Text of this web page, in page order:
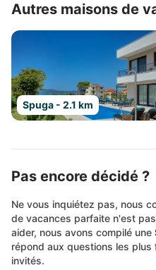
Autres maisons de
Spuga - 2.1 km
Pas encore décidé ?
Ne vous inquiétez pas, nous
de vacances parfaite n'est
aider, nous avons compilé une
répond aux questions les
invités.